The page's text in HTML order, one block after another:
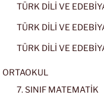
TÜRK DİLİ VE
TÜRK DİLİ VE
TÜRK DİLİ VE
ORTAOKUL
7. SINIF MATEMATİK